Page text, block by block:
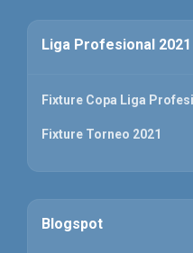
Liga Profesional 2021
Fixture Copa Liga
Fixture Torneo 2021
Blogspot